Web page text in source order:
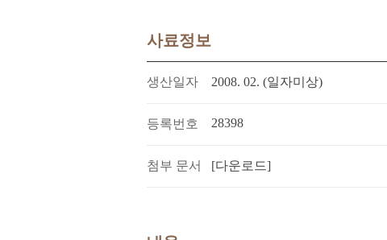
사료정보
생산일자 2008. 02. (일자미상)
등록번호 28398
첨부 문서 [다운로드]